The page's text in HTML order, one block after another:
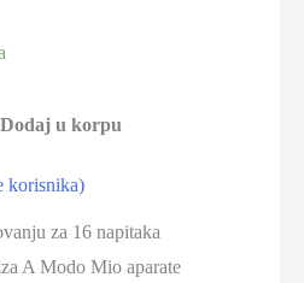
Dodaj u korpu
korisnika)
za 16 napitaka
A Modo Mio aparate